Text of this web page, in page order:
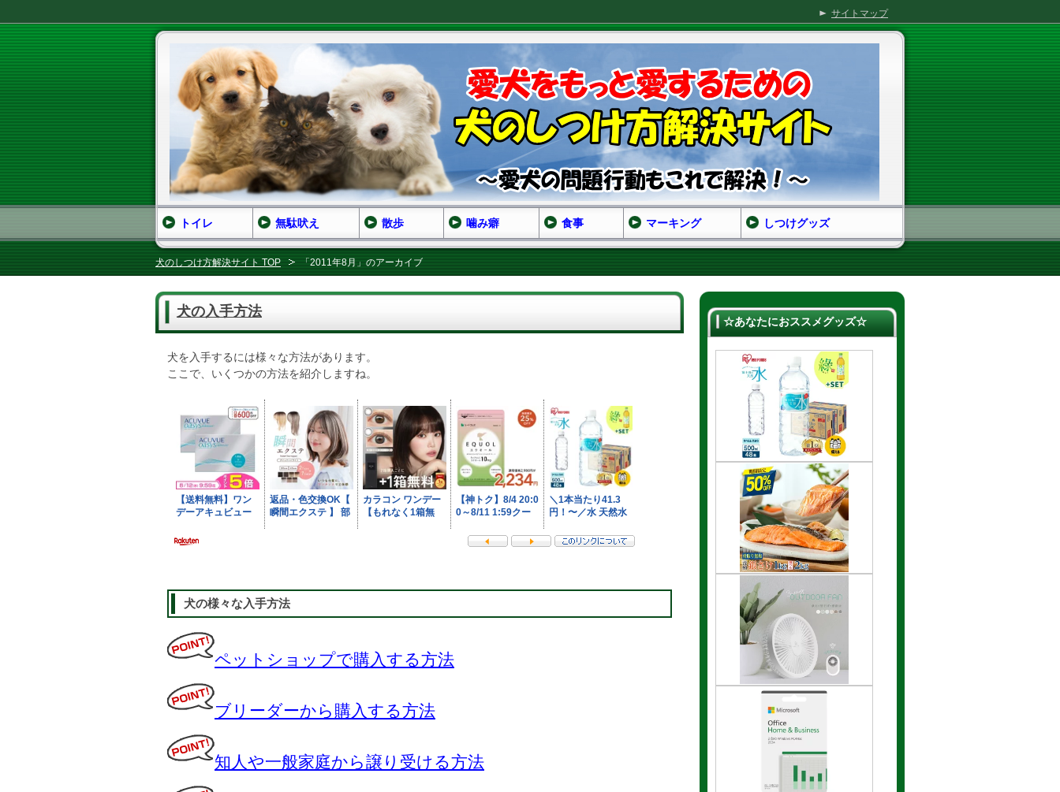
犬のしつけ方解決サイト TOP 「2011年8月」のアーカイブ
犬の入手方法
犬を入手するには様々な方法があります。
ここで、いくつかの方法を紹介しますね。
犬の様々な入手方法
ペットショップで購入する方法
ブリーダーから購入する方法
知人や一般家庭から譲り受ける方法
☆あなたにおススメグッズ☆
サイトマップ
トイレ 無駄吠え 散歩 噛み癖 食事 マーキング しつけグッズ